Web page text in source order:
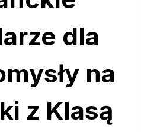
dla
na
z Klasą